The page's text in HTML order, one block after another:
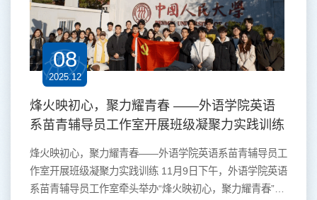
08
2025.12
烽火映初心，聚力耀青春 ——外语学院英语
系苗青辅导员工作室开展班级凝聚力实践训练
烽火映初心，聚力耀青春——外语学院英语系苗青辅导员工
作室开展班级凝聚力实践训练 11月9日下午，外语学院英语
系苗青辅导员工作室牵头举办“烽火映初心，聚力耀青春”班